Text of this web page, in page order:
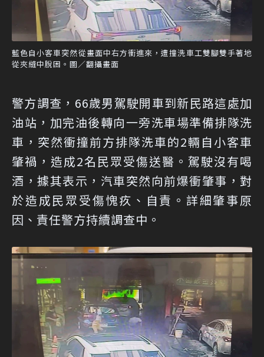
藍色自小客車突然從畫面中右方衝進來，遭撞洗車工雙腳雙手著地
從夾縫中脫困。圖／翻攝畫面
警方調查，66歲男駕駛開車到新民路這處加
油站，加完油後轉向一旁洗車場準備排隊洗
車，突然衝撞前方排隊洗車的2輛自小客車
肇禍，造成2名民眾受傷送醫。駕駛沒有喝
酒，據其表示，汽車突然向前爆衝肇事，對
於造成民眾受傷愧疚、自責。詳細肇事原
因、責任警方持續調查中。